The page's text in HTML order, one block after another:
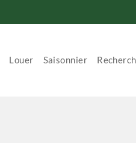
Louer Saisonnier